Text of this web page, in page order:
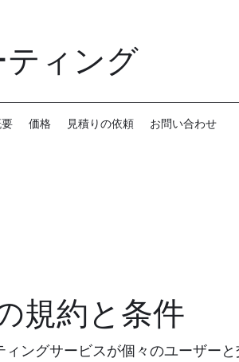
ィング
価格 見積りの依頼 お問い合わせ
規約と条件
ングサービスが個々のユーザー